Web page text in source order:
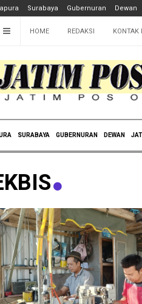
Surabaya Gubernuran Dewan
HOME REDAKSI KONTAK
SURABAYA GUBERNURAN DEWAN